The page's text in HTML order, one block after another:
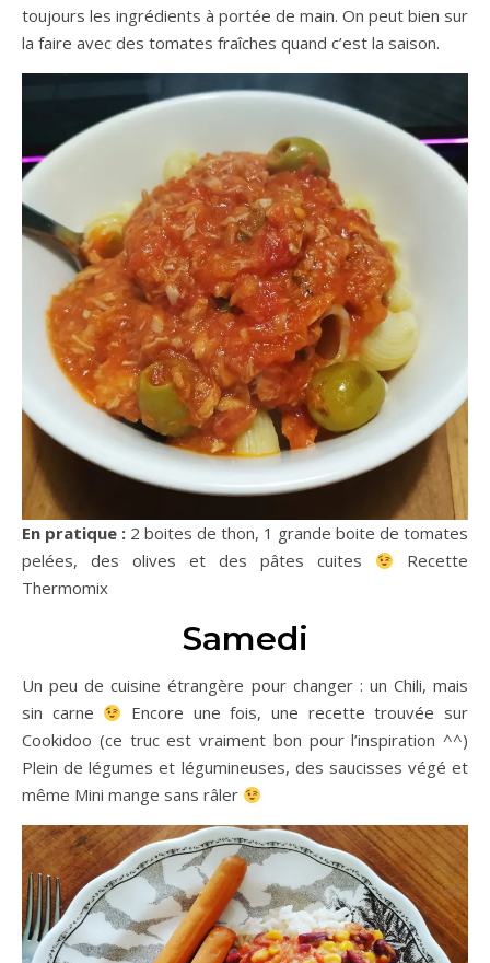
toujours les ingrédients à portée de main. On peut bien sur
la faire avec des tomates fraîches quand c’est la saison.
En pratique : 2 boites de thon, 1 grande boite de tomates
pelées, des olives et des pâtes cuites
Recette
Thermomix
Samedi
Un peu de cuisine étrangère pour changer : un Chili, mais
sin carne
Encore une fois, une recette trouvée sur
Cookidoo (ce truc est vraiment bon pour l’inspiration ^^)
Plein de légumes et légumineuses, des saucisses végé et
même Mini mange sans râler